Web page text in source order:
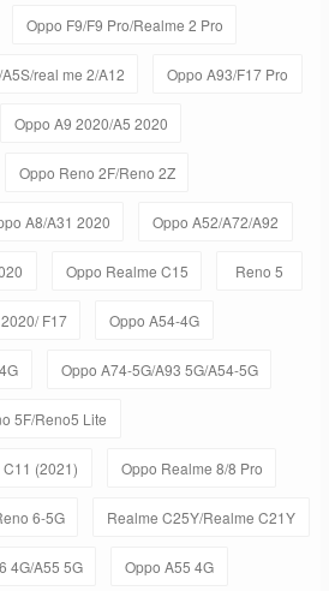
Oppo F9/F9 Pro/Realme 2 Pro
real me 2/A12 Oppo A93/F17 Pro
Oppo A9 2020/A5 2020
Oppo Reno 2F/Reno 2Z
A8/A31 2020 Oppo A52/A72/A92
Oppo Realme C15 Reno 5
F17 Oppo A54-4G
Oppo A74-5G/A93 5G/A54-5G
5F/Reno5 Lite
(2021) Oppo Realme 8/8 Pro
6-5G Realme C25Y/Realme C21Y
4G/A55 5G Oppo A55 4G